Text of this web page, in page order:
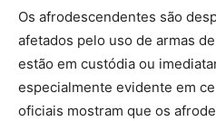
Os afrodescendentes são
afetados pelo uso de armas
estão em custódia ou
especialmente evidente em
oficiais mostram que os